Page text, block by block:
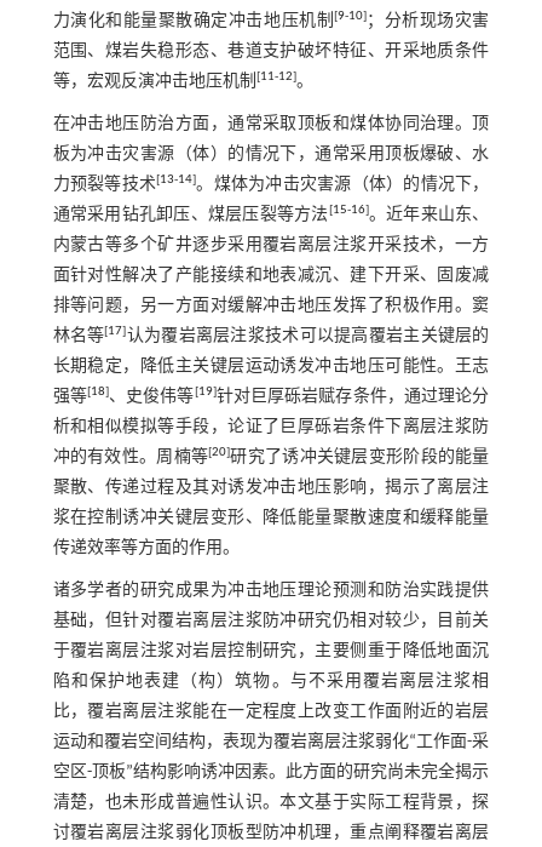
力演化和能量聚散确定冲击地压机制[9-10] ；分析现场灾害
范围、煤岩失稳形态、巷道支护破坏特征、开采地质条件
等，宏观反演冲击地压机制 [11-12]。
在冲击地压防治方面，通常采取顶板和煤体协同治理。顶
板为冲击灾害源（体）的情况下，通常采用顶板爆破、水
力预裂等技术[13-14]。煤体为冲击灾害源（体）的情况下，
通常采用钻孔卸压、煤层压裂等方法[15-16]。近年来山东、
内蒙古等多个矿井逐步采用覆岩离层注浆开采技术，一方
面针对性解决了产能接续和地表减沉、建下开采、固废减
排等问题，另一方面对缓解冲击地压发挥了积极作用。窦
林名等[17]认为覆岩离层注浆技术可以提高覆岩主关键层的
长期稳定，降低主关键层运动诱发冲击地压可能性。王志
强等[18]、史俊伟等[19]针对巨厚砾岩赋存条件，通过理论分
析和相似模拟等手段，论证了巨厚砾岩条件下离层注浆防
冲的有效性。周楠等[20]研究了诱冲关键层变形阶段的能量
聚散、传递过程及其对诱发冲击地压影响，揭示了离层注
浆在控制诱冲关键层变形、降低能量聚散速度和缓释能量
传递效率等方面的作用。
诸多学者的研究成果为冲击地压理论预测和防治实践提供
基础，但针对覆岩离层注浆防冲研究仍相对较少，目前关
于覆岩离层注浆对岩层控制研究，主要侧重于降低地面沉
陷和保护地表建（构）筑物。与不采用覆岩离层注浆相
比，覆岩离层注浆能在一定程度上改变工作面附近的岩层
运动和覆岩空间结构，表现为覆岩离层注浆弱化“工作面-采
空区-顶板”结构影响诱冲因素。此方面的研究尚未完全揭示
清楚，也未形成普遍性认识。本文基于实际工程背景，探
讨覆岩离层注浆弱化顶板型防冲机理，重点阐释覆岩离层